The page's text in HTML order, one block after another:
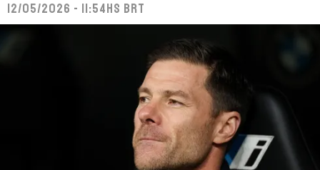
12/05/2026 - 11:54hs BRT